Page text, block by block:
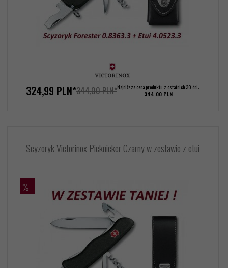
324,99 PLN*344,00 PLN*Najniższa cena produktu z ostatnich 30 dni:
344.00 PLN
Scyzoryk Victorinox Picknicker Czarny w zestawie z etui
%